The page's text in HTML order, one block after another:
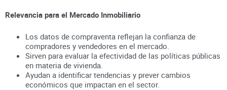
Relevancia para el Mercado Inmobiliario
Los datos de compraventa reflejan la confianza de
compradores y vendedores en el mercado.
Sirven para evaluar la efectividad de las políticas públicas
en materia de vivienda.
Ayudan a identificar tendencias y prever cambios
económicos que impactan en el sector.